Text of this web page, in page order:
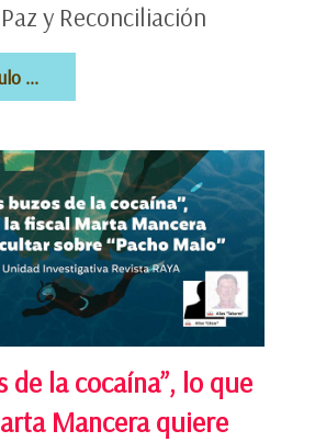
y Reconciliación
...
de la cocaína”, lo que
Mancera quiere